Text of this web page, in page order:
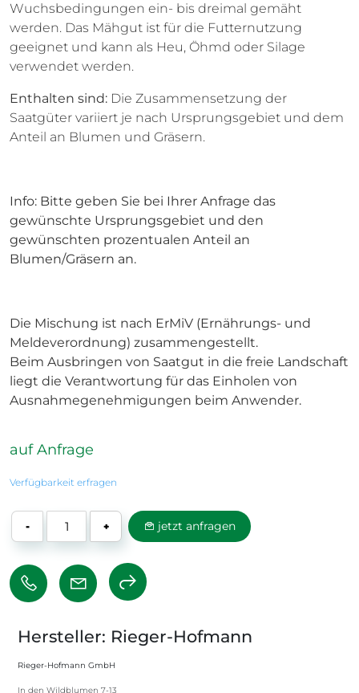
Wuchsbedingungen ein- bis dreimal gemäht
werden. Das Mähgut ist für die Futternutzung
geeignet und kann als Heu, Öhmd oder Silage
verwendet werden.
Enthalten sind: Die Zusammensetzung der
Saatgüter variiert je nach Ursprungsgebiet und dem
Anteil an Blumen und Gräsern.
Info: Bitte geben Sie bei Ihrer Anfrage das
gewünschte Ursprungsgebiet und den
gewünschten prozentualen Anteil an
Blumen/Gräsern an.
Die Mischung ist nach ErMiV (Ernährungs- und
Meldeverordnung) zusammengestellt.
Beim Ausbringen von Saatgut in die freie Landschaft
liegt die Verantwortung für das Einholen von
Ausnahmegenehmigungen beim Anwender.
auf Anfrage
Verfügbarkeit erfragen
- + jetzt anfragen
Hersteller: Rieger-Hofmann
Rieger-Hofmann GmbH
In den Wildblumen 7-13